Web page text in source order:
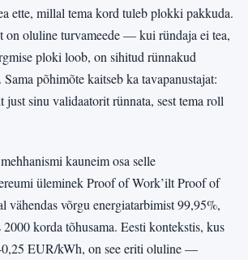
ette, millal tema kord tuleb plokki pakkuda.
on oluline turvameede — kui ründaja ei tea,
ploki loob, on sihitud rünnakud
põhimõte kaitseb ka tavapanustajat:
just sinu validaatorit rünnata, sest tema roll
kauneim osa selle
üleminek Proof of Work’ilt Proof of
vähendas võrgu energiatarbimist 99,95%,
2000 korda tõhusama. Eesti kontekstis, kus
EUR/kWh, on see eriti oluline —